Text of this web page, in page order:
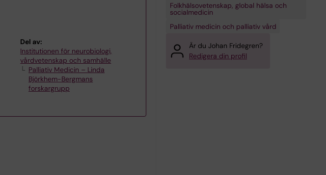
Del av:
Institutionen för neurobiologi,
vårdvetenskap och samhälle
Palliativ Medicin – Linda
Björkhem-Bergmans
forskargrupp
Folkhälsovetenskap, global hälsa och
socialmedicin
Palliativ medicin och palliativ vård
Är du Johan Fridegren?
Redigera din profil